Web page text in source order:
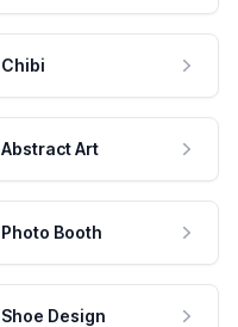
Chibi
Abstract Art
Photo Booth
Shoe Design